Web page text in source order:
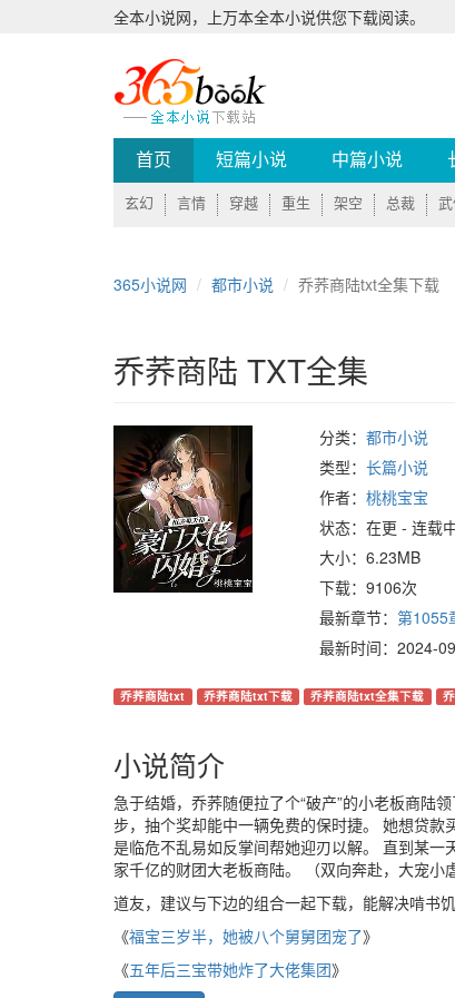
全本小说网，上万本全本小说供您下载阅读。
首页 短篇小说 中篇小说
玄幻 言情 穿越 重生 架空 总裁
365小说网 都市小说 乔荞商陆txt全集下载
乔荞商陆 TXT全集
分类： 都市小说
类型： 长篇小说
作者： 桃桃宝宝
状态：在更 - 连载
大小：6.23MB
下载：9106次
最新章节： 第1055
最新时间：2024-
乔荞商陆txt 乔荞商陆txt下载 乔荞商陆txt全集下载
小说简介
急于结婚，乔荞随便拉了个“破产”的小老板商陆
步，抽个奖却能中一辆免费的保时捷。 她想贷
是临危不乱易如反掌间帮她迎刃以解。 直到某
家千亿的财团大老板商陆。 （双向奔赴，大宠小
道友，建议与下边的组合一起下载，能解决啃书饥
《福宝三岁半，她被八个舅舅团宠了》
《五年后三宝带她炸了大佬集团》